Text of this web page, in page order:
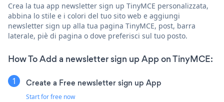
Crea la tua app newsletter sign up TinyMCE personalizzata,
abbina lo stile e i colori del tuo sito web e aggiungi
newsletter sign up alla tua pagina TinyMCE, post, barra
laterale, piè di pagina o dove preferisci sul tuo posto.
How To Add a newsletter sign up App on TinyMCE:
Create a Free newsletter sign up App
Start for free now